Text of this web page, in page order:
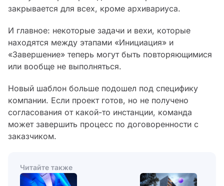
закрывается для всех, кроме архивариуса.
И главное: некоторые задачи и вехи, которые
находятся между этапами «Инициация» и
«Завершение» теперь могут быть повторяющимися
или вообще не выполняться.
Новый шаблон больше подошел под специфику
компании. Если проект готов, но не получено
согласования от какой-то инстанции, команда
может завершить процесс по договоренности с
заказчиком.
Читайте также